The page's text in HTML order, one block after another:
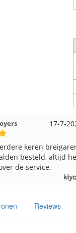
12-7-
en keurig
Reviews